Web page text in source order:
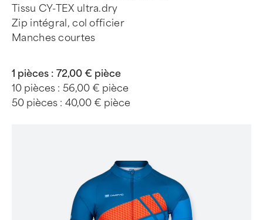
Tissu CY-TEX ultra.dry
Zip intégral, col officier
Manches courtes
1 pièces : 72,00 € pièce
10 pièces : 56,00 € pièce
50 pièces : 40,00 € pièce